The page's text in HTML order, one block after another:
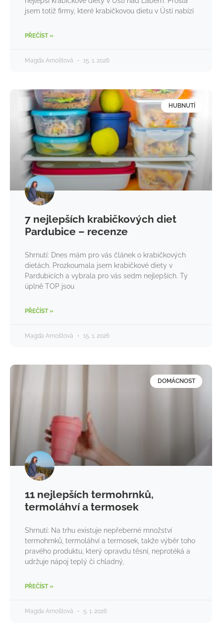
jsem totiž firmy, které krabičkovou dietu v Ústí nabízí
PŘEČÍST »
Magda Arnoštová 15. 1. 2026
HUBNUTÍ
7 nejlepších krabičkových diet
Pardubice – recenze
Shrnutí: Dnes mám pro vás článek o krabičkových
dietách. Prozkoumala jsem krabičkové diety v
Pardubicích a vybrala pro vás sedm nejlepších. Ty
úplně TOP jsou
PŘEČÍST »
Magda Arnoštová 15. 1. 2026
DOMÁCNOST
11 nejlepších termohrnků,
termoláhví a termosek
Shrnutí: Na trhu existuje nepřeberné množství
termohrnků, termoláhví a termosek, takže výběr toho
pravého produktu, který opravdu těsní, neprotéká a
udržuje nápoj teplý či chladný,
PŘEČÍST »
Magda Arnoštová 5. 1. 2026